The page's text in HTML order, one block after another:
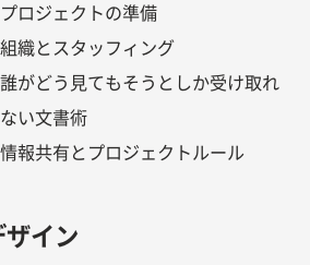
プロジェクトの準備
組織とスタッフィング
誰がどう見てもそうとしか受け取れ
ない文書術
情報共有とプロジェクトルール
ザイン